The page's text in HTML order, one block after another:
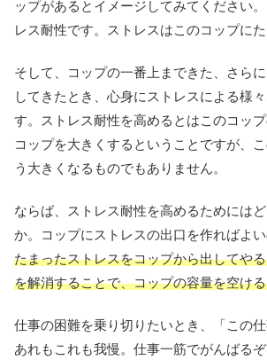
ップがあるとイメージしてみてください
レス耐性です。ストレスはこのコップにた
そして、コップの一番上まできた、さら
してきたとき、心身にストレスによる様
す。ストレス耐性を高めるとはこのコップ
コップを大きくするということですが、
う大きくなるものでもありません。
ならば、ストレス耐性を高めるためには
か。コップにストレスの出口を作ればよい
たまったストレスをコップから出してや
を解消することで、コップの容量を空け
仕事の困難を乗り切りたいとき、「この
あれもこれも我慢。仕事一筋でがんばる